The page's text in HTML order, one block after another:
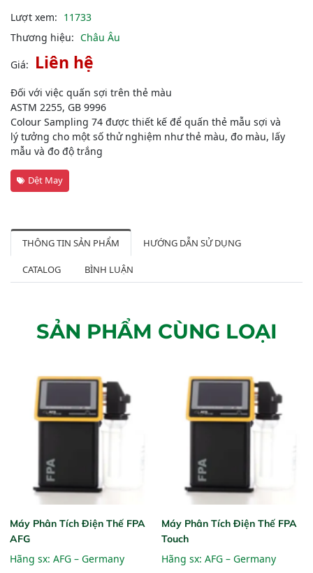
Lượt xem: 11733
Thương hiệu: Châu Âu
Giá: Liên hệ
Đối với việc quấn sợi trên thẻ màu
ASTM 2255, GB 9996
Colour Sampling 74 được thiết kế để quấn thẻ mẫu sợi và
lý tưởng cho một số thử nghiệm như thẻ màu, đo màu, lấy
mẫu và đo độ trắng
Dệt May
THÔNG TIN SẢN PHẨM HƯỚNG DẪN SỬ DỤNG
CATALOG BÌNH LUẬN
SẢN PHẨM CÙNG LOẠI
Máy Phân Tích Điện Thế FPA
AFG
Hãng sx: AFG – Germany
Máy Phân Tích Điện Thế FPA
Touch
Hãng sx: AFG – Germany